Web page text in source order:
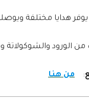
هدايا مختلفة
الورود والشوكولاتة
: من هنا